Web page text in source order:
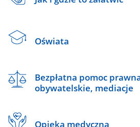
Oświata
Bezpłatna pomoc
obywatelskie, mediacje
Opieka medyczna